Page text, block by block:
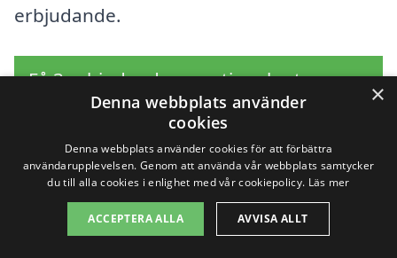
erbjudande.
Få 3 erbjudanden, gratis och utan
förpliktelser
Sök efter en
×
Denna webbplats använder
cookies
Denna webbplats använder cookies för att förbättra
användarupplevelsen. Genom att använda vår webbplats samtycker
du till alla cookies i enlighet med vår cookiepolicy. Läs mer
ACCEPTERA ALLA AVVISA ALLT